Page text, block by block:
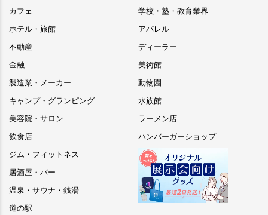
カフェ
ホテル・旅館
不動産
金融
製造業・メーカー
キャンプ・グランピング
美容院・サロン
飲食店
ジム・フィットネス
居酒屋・バー
温泉・サウナ・銭湯
道の駅
学校・塾・教育業界
アパレル
ディーラー
美術館
動物園
水族館
ラーメン店
ハンバーガーショップ